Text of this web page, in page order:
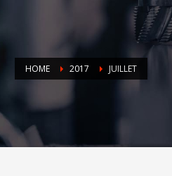
HOME 2017 JUILLET